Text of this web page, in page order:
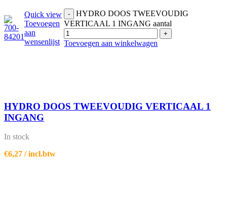
Quick view
Toevoegen
aan
wensenlijst
-
HYDRO DOOS TWEEVOUDIG
VERTICAAL 1 INGANG aantal
+
Toevoegen aan winkelwagen
HYDRO DOOS TWEEVOUDIG VERTICAAL 1
INGANG
In stock
€6,27 / incl.btw